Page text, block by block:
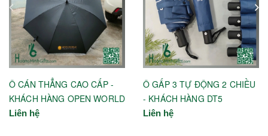
Ô CÁN THẲNG CAO CẤP -
KHÁCH HÀNG OPEN WORLD
Liên hệ
Ô GẤP 3 TỰ ĐỘNG 2 CHIỀU
- KHÁCH HÀNG DT5
Liên hệ